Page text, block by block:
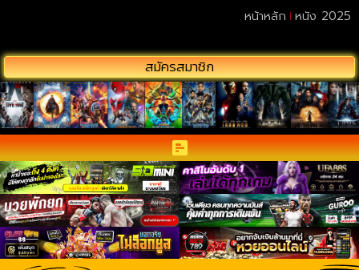
สมัครสมาชิก
หน้าหลัก หนัง 2025